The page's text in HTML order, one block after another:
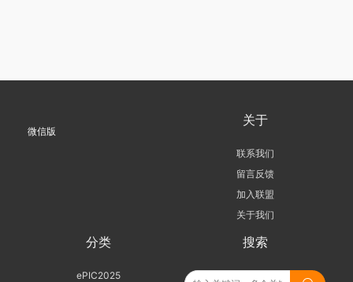
微信版
关于
联系我们
留言反馈
加入联盟
关于我们
分类
ePIC2025
搜索